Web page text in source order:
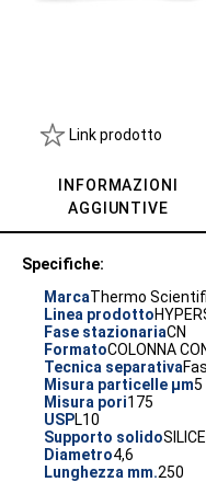
Link prodotto
INFORMAZIONI
AGGIUNTIVE
Specifiche:
MarcaThermo
Linea prodotto
Fase stazionariaCN
FormatoCOLONNA
Tecnica separativa
Misura particelle µm5
Misura pori175
USPL10
Supporto solidoSILICE
Diametro4,6
Lunghezza mm.250